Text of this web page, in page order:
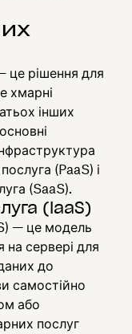
це рішення для
хмарні
інших
(PaaS) і
(SaaS).
(IaaS)
— це модель
на сервері для
до
самостійно
або
послуг